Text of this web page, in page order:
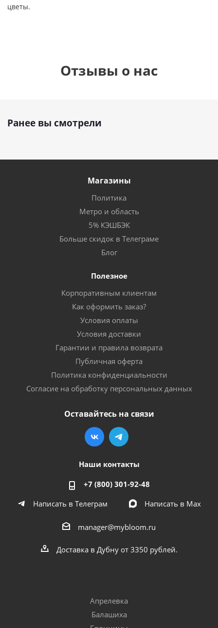
цветы.
Отзывы о нас
Ранее вы смотрели
Магазины
Политика
Метро и область
5% КЭШБЭК
Больше скидок в Телеграме
Блог
Полезное
Корпоративным клиентам
Как оформить заказ?
Условия оплаты
Условия доставки
Гарантии и правила возврата
Публичная оферта
Политика конфиденциальности
Согласие на обработку персональных данных
Оставайтесь на связи
Наши контакты
+7 (800) 301-92-48
Написать в Телеграм
Написать в Мах
manager@mybloom.ru
Доставка в Дубну от 3350 рублей.
Апрелевка
Балашиха